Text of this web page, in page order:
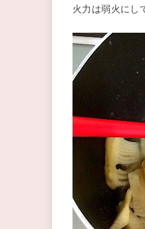
火力は弱火にし